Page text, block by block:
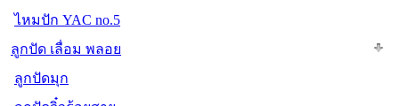
ไหมปัก YAC no.5
ลูกปัด เลื่อม พลอย
ลูกปัดมุก